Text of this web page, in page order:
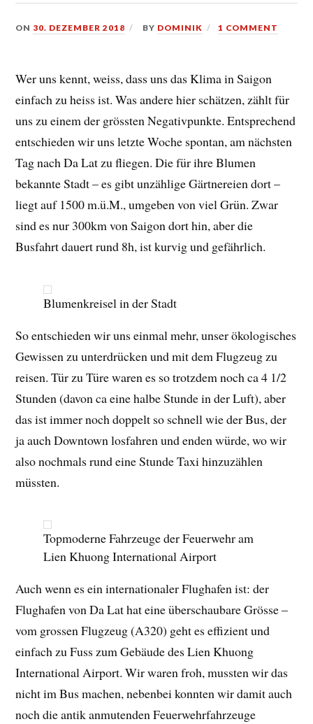
ON 30. DEZEMBER 2018 BY DOMINIK 1 COMMENT
Wer uns kennt, weiss, dass uns das Klima in Saigon
einfach zu heiss ist. Was andere hier schätzen, zählt für
uns zu einem der grössten Negativpunkte. Entsprechend
entschieden wir uns letzte Woche spontan, am nächsten
Tag nach Da Lat zu fliegen. Die für ihre Blumen
bekannte Stadt – es gibt unzählige Gärtnereien dort –
liegt auf 1500 m.ü.M., umgeben von viel Grün. Zwar
sind es nur 300km von Saigon dort hin, aber die
Busfahrt dauert rund 8h, ist kurvig und gefährlich.
Blumenkreisel in der Stadt
So entschieden wir uns einmal mehr, unser ökologisches
Gewissen zu unterdrücken und mit dem Flugzeug zu
reisen. Tür zu Türe waren es so trotzdem noch ca 4 1/2
Stunden (davon ca eine halbe Stunde in der Luft), aber
das ist immer noch doppelt so schnell wie der Bus, der
ja auch Downtown losfahren und enden würde, wo wir
also nochmals rund eine Stunde Taxi hinzuzählen
müssten.
Topmoderne Fahrzeuge der Feuerwehr am
Lien Khuong International Airport
Auch wenn es ein internationaler Flughafen ist: der
Flughafen von Da Lat hat eine überschaubare Grösse –
vom grossen Flugzeug (A320) geht es effizient und
einfach zu Fuss zum Gebäude des Lien Khuong
International Airport. Wir waren froh, mussten wir das
nicht im Bus machen, nebenbei konnten wir damit auch
noch die antik anmutenden Feuerwehrfahrzeuge